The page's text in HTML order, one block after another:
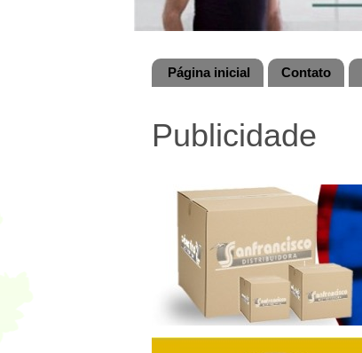
Página inicial Contato
Publicidade